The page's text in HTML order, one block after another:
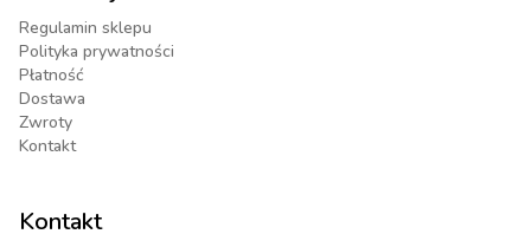
Regulamin sklepu
Polityka prywatności
Płatność
Dostawa
Zwroty
Kontakt
Kontakt